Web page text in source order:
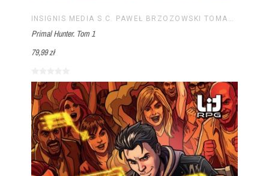
Primal Hunter. Tom 1
79,99 zł